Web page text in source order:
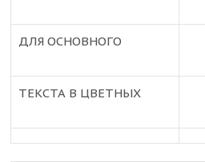
ДЛЯ ОСНОВНОГО
ТЕКСТА В ЦВЕТНЫХ